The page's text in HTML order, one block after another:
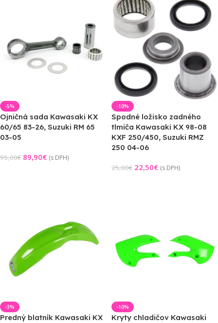
-5%
Ojničná sada Kawasaki KX
60/65 83-26, Suzuki RM 65
03-05
95,00€ 89,90€ (s DPH)
-10%
Spodné ložisko zadného
tlmiča Kawasaki KX 98-08
KXF 250/450, Suzuki RMZ
250 04-06
25,00€ 22,50€ (s DPH)
-3%
Predný blatník Kawasaki KX
-10%
Kryty chladičov Kawasaki